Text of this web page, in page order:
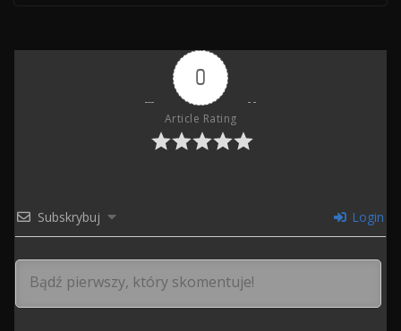
0
Article Rating
Subskrybuj Login